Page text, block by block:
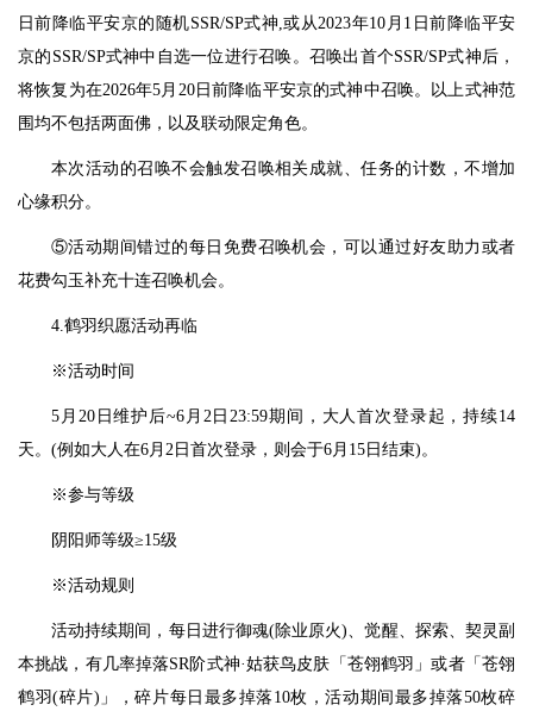
日前降临平安京的随机SSR/SP式神,或从2023年10月1日前降临平安
京的SSR/SP式神中自选一位进行召唤。召唤出首个SSR/SP式神后，
将恢复为在2026年5月20日前降临平安京的式神中召唤。以上式神范
围均不包括两面佛，以及联动限定角色。
本次活动的召唤不会触发召唤相关成就、任务的计数，不增加
心缘积分。
⑤活动期间错过的每日免费召唤机会，可以通过好友助力或者
花费勾玉补充十连召唤机会。
4.鹤羽织愿活动再临
※活动时间
5月20日维护后~6月2日23:59期间，大人首次登录起，持续14
天。(例如大人在6月2日首次登录，则会于6月15日结束)。
※参与等级
阴阳师等级≥15级
※活动规则
活动持续期间，每日进行御魂(除业原火)、觉醒、探索、契灵副
本挑战，有几率掉落SR阶式神·姑获鸟皮肤「苍翎鹤羽」或者「苍翎
鹤羽(碎片)」，碎片每日最多掉落10枚，活动期间最多掉落50枚碎